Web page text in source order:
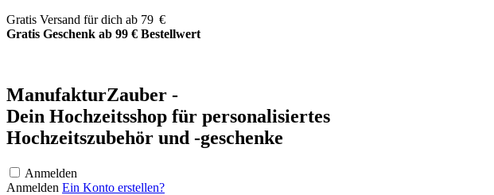
Zum
Inhalt
Gratis Versand für dich ab 79 €
Gratis Geschenk ab 99 € Bestellwert
ManufakturZauber -
Dein Hochzeitsshop für personalisiertes
Hochzeitszubehör und -geschenke
Anmelden
Anmelden Ein Konto erstellen?